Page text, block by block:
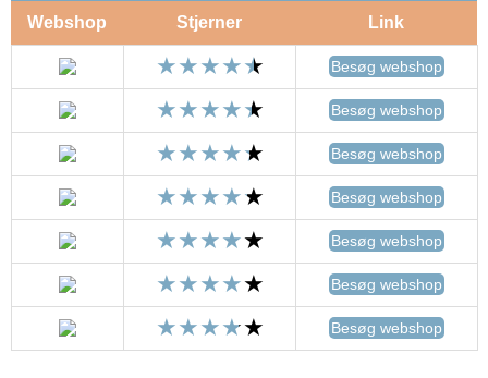
Webshop Stjerner Link
Besøg webshop
Besøg webshop
Besøg webshop
Besøg webshop
Besøg webshop
Besøg webshop
Besøg webshop